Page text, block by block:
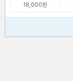
18,000원